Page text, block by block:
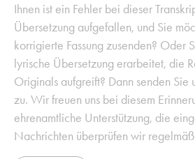
Ihnen ist ein Fehler bei dieser
Übersetzung aufgefallen, und Sie
korrigierte Fassung zusenden? Oder
lyrische Übersetzung erarbeitet, die
Originals aufgreift? Dann senden Sie
zu. Wir freuen uns bei diesem
ehrenamtliche Unterstützung, die
Nachrichten überprüfen wir